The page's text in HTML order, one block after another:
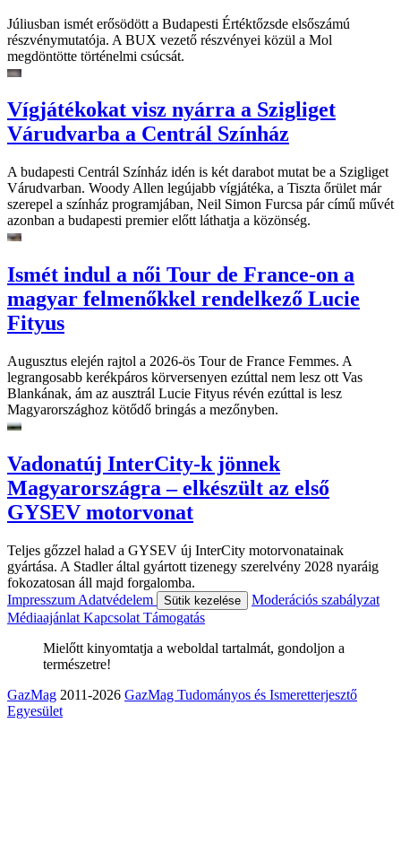
Júliusban ismét erősödött a Budapesti Értéktőzsde elsőszámú
részvénymutatója. A BUX vezető részvényei közül a Mol
megdöntötte történelmi csúcsát.
Vígjátékokat visz nyárra a Szigliget
Várudvarba a Centrál Színház
A budapesti Centrál Színház idén is két darabot mutat be a Szigliget
Várudvarban. Woody Allen legújabb vígjátéka, a Tiszta őrület már
szerepel a színház programjában, Neil Simon Furcsa pár című művét
azonban a budapesti premier előtt láthatja a közönség.
Ismét indul a női Tour de France-on a
magyar felmenőkkel rendelkező Lucie
Fityus
Augusztus elején rajtol a 2026-ös Tour de France Femmes. A
legrangosabb kerékpáros körversenyen ezúttal nem lesz ott Vas
Blankának, ám az ausztrál Lucie Fityus révén ezúttal is lesz
Magyarországhoz kötődő bringás a mezőnyben.
Vadonatúj InterCity-k jönnek
Magyarországra – elkészült az első
GYSEV motorvonat
Teljes gőzzel halad a GYSEV új InterCity motorvonatainak
gyártása. A Stadler által gyártott tizenegy szerelvény 2028 nyaráig
fokozatosan áll majd forgalomba.
Impresszum Adatvédelem Sütik kezelése
Moderációs szabályzat
Médiaajánlat Kapcsolat Támogatás
Mielőtt kinyomtatja a weboldal tartalmát, gondoljon a
természetre!
GazMag 2011-2026 GazMag Tudományos és Ismeretterjesztő
Egyesület